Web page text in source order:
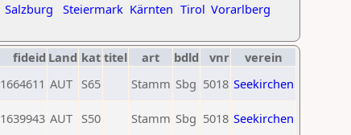
Salzburg Steiermark Kärnten Tirol Vorarlberg
fideid Land kat titel art bdld vnr
verein
1664611 AUT S65 Stamm Sbg 5018 Seekirchen
1639943 AUT S50 Stamm Sbg 5018 Seekirchen